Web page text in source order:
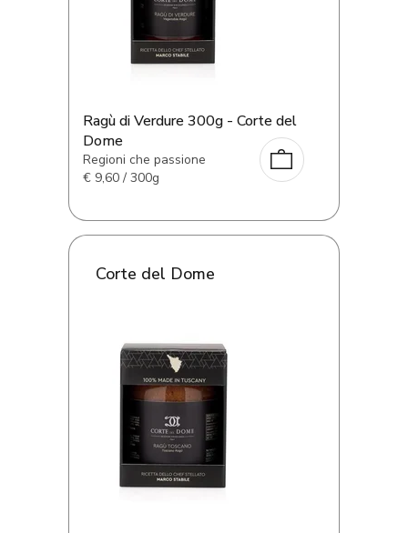
Ragù di Verdure 300g - Corte del
Dome
Regioni che passione
€ 9,60 / 300g
Corte del Dome